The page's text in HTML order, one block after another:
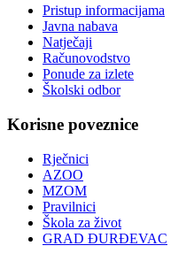
Pristup informacijama
Javna nabava
Natječaji
Računovodstvo
Ponude za izlete
Školski odbor
Korisne poveznice
Rječnici
AZOO
MZOM
Pravilnici
Škola za život
GRAD ĐURĐEVAC